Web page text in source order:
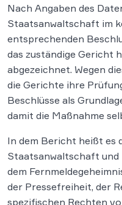
Nach Angaben des
Staatsanwaltschaft im
entsprechenden
das zuständige Gericht
abgezeichnet. Wegen
die Gerichte ihre
Beschlüsse als
damit die Maßnahme
In dem Bericht heißt es
Staatsanwaltschaft und
dem
der Pressefreiheit, der
spezifischen Rechten